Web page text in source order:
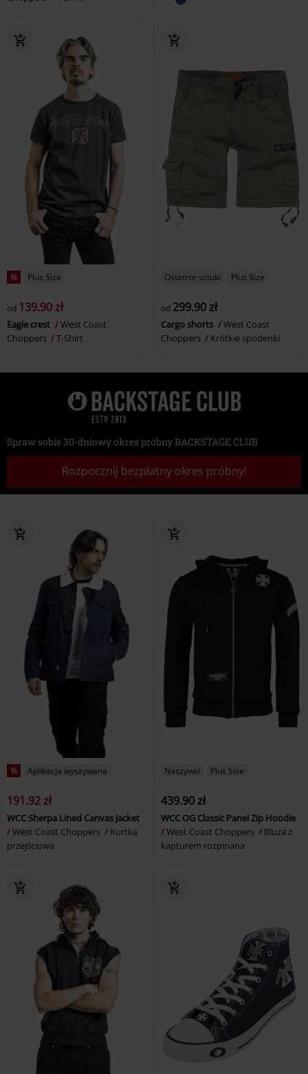
% Plus Size
od 139.90 zł
Eagle crest
West Coast
Choppers
T-Shirt
Ostatnie sztuki Plus Size
od 299.90 zł
Cargo shorts
West Coast
Choppers
Krótkie spodenki
Spraw sobie 30-dniowy okres próbny BACKSTAGE CLUB
Rozpocznij bezpłatny okres próbny!
% Aplikacja wyszywana
191.92 zł
WCC Sherpa Lined Canvas Jacket
West Coast Choppers
Kurtka
przejściowa
Naszywki Plus Size
439.90 zł
WCC OG Classic Panel Zip Hoodie
West Coast Choppers
Bluza z
kapturem rozpinana